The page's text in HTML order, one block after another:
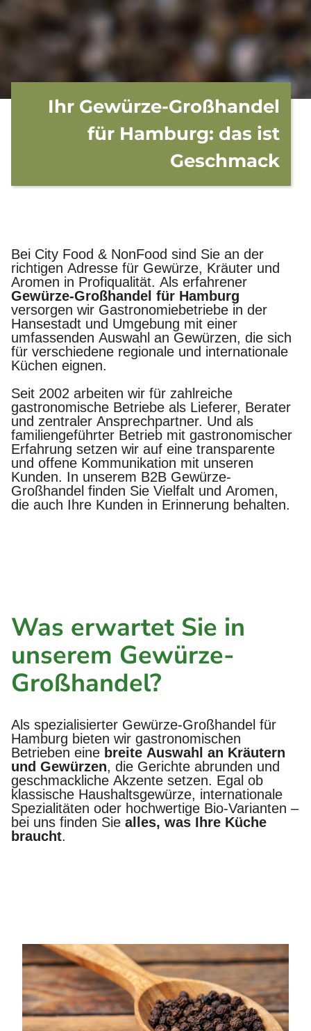
Ihr Gewürze-Großhandel
für Hamburg: das ist
Geschmack
Bei City Food & NonFood sind Sie an der
richtigen Adresse für Gewürze, Kräuter und
Aromen in Profiqualität. Als erfahrener
Gewürze-Großhandel für Hamburg
versorgen wir Gastronomiebetriebe in der
Hansestadt und Umgebung mit einer
umfassenden Auswahl an Gewürzen, die sich
für verschiedene regionale und internationale
Küchen eignen.
Seit 2002 arbeiten wir für zahlreiche
gastronomische Betriebe als Lieferer, Berater
und zentraler Ansprechpartner. Und als
familiengeführter Betrieb mit gastronomischer
Erfahrung setzen wir auf eine transparente
und offene Kommunikation mit unseren
Kunden. In unserem B2B Gewürze-
Großhandel finden Sie Vielfalt und Aromen,
die auch Ihre Kunden in Erinnerung behalten.
Was erwartet Sie in
unserem Gewürze-
Großhandel?
Als spezialisierter Gewürze-Großhandel für
Hamburg bieten wir gastronomischen
Betrieben eine breite Auswahl an Kräutern
und Gewürzen, die Gerichte abrunden und
geschmackliche Akzente setzen. Egal ob
klassische Haushaltsgewürze, internationale
Spezialitäten oder hochwertige Bio-Varianten –
bei uns finden Sie alles, was Ihre Küche
braucht.